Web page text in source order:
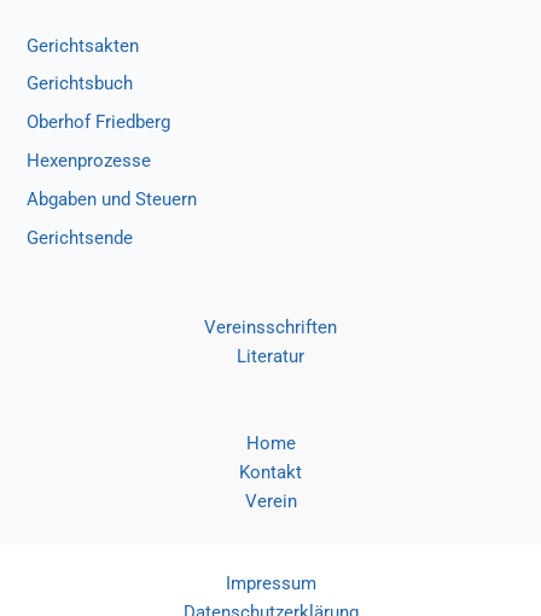
Gerichtsakten
Gerichtsbuch
Oberhof Friedberg
Hexenprozesse
Abgaben und Steuern
Gerichtsende
Vereinsschriften
Literatur
Home
Kontakt
Verein
Impressum